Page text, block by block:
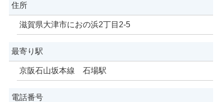
住所
滋賀県大津市におの浜2丁目2-5
最寄り駅
京阪石山坂本線 石場駅
電話番号